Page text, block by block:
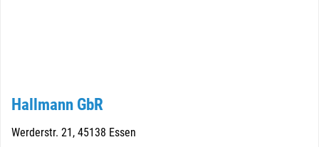
Hallmann GbR
Werderstr. 21, 45138 Essen